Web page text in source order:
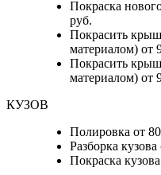
Покраска
руб.
Покрасить
материалом) от
Покрасить
материалом) от
КУЗОВ
Полировка от
Разборка
Покраска